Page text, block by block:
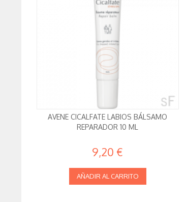
AVENE CICALFATE LABIOS BÁLSAMO
REPARADOR 10 ML
9,20 €
AÑADIR AL CARRITO